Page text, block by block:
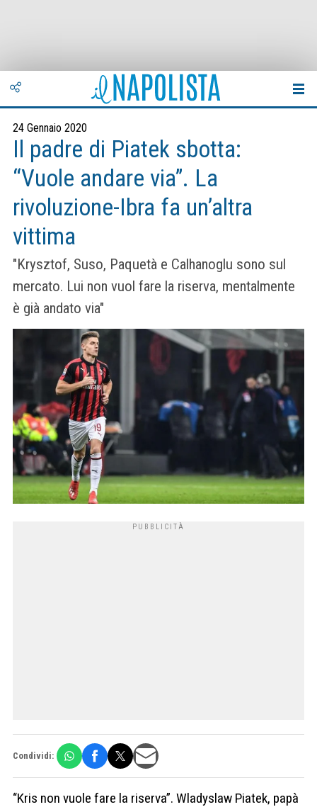
24 Gennaio 2020
Il padre di Piatek sbotta:
“Vuole andare via”. La
rivoluzione-Ibra fa un’altra
vittima
"Krysztof, Suso, Paquetà e Calhanoglu sono sul
mercato. Lui non vuol fare la riserva, mentalmente
è già andato via"
Condividi:
“Kris non vuole fare la riserva”. Wladyslaw Piatek, papà